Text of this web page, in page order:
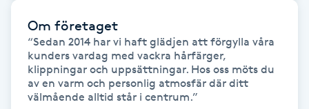
Kroppspeeling
Käkledsbehandling
Kärlbehandling
Om företaget
“Sedan 2014 har vi haft glädjen att förgylla våra
kunders vardag med vackra hårfärger,
klippningar och uppsättningar. Hos oss möts du
av en varm och personlig atmosfär där ditt
välmående alltid står i centrum.”